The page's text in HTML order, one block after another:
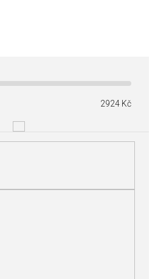
2924 Kč